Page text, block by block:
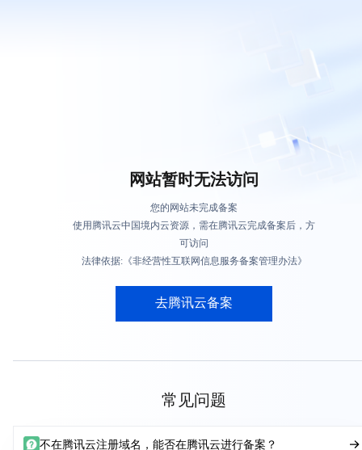
网站暂时无法访问
您的网站未完成备案
使用腾讯云中国境内云资源，需在腾讯云完成备案后，方
可访问
法律依据:《非经营性互联网信息服务备案管理办法》
去腾讯云备案
常见问题
不在腾讯云注册域名，能否在腾讯云进行备案？